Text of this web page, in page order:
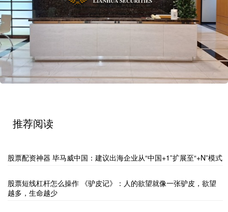
推荐阅读
股票配资神器 毕马威中国：建议出海企业从“中国+1”扩展至“+N”模式
股票短线杠杆怎么操作 《驴皮记》：人的欲望就像一张驴皮，欲望
越多，生命越少